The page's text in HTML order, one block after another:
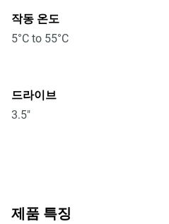
작동 온도
5°C to 55°C
드라이브
3.5"
제품 특징